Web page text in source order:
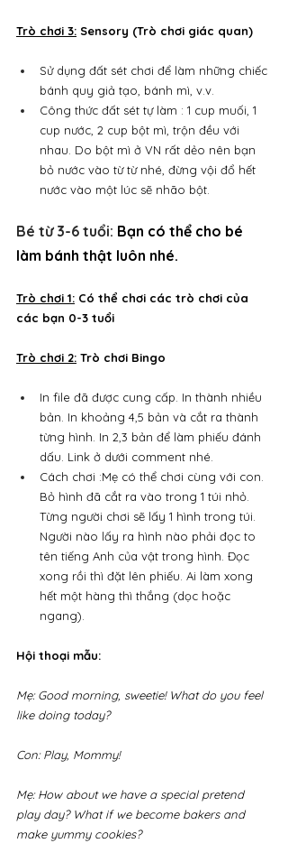
Trò chơi 3: Sensory (Trò chơi giác quan)
Sử dụng đất sét chơi để làm những chiếc
bánh quy giả tạo, bánh mì, v.v.
Công thức đất sét tự làm : 1 cup muối, 1
cup nước, 2 cup bột mì, trộn đều với
nhau. Do bột mì ở VN rất dẻo nên bạn
bỏ nước vào từ từ nhé, đừng vội đổ hết
nước vào một lúc sẽ nhão bột.
Bé từ 3-6 tuổi: Bạn có thể cho bé
làm bánh thật luôn nhé.
Trò chơi 1: Có thể chơi các trò chơi của
các bạn 0-3 tuổi
Trò chơi 2: Trò chơi Bingo
In file đã được cung cấp. In thành nhiều
bản. In khoảng 4,5 bản và cắt ra thành
từng hình. In 2,3 bản để làm phiếu đánh
dấu. Link ở dưới comment nhé.
Cách chơi :Mẹ có thể chơi cùng với con.
Bỏ hình đã cắt ra vào trong 1 túi nhỏ.
Từng người chơi sẽ lấy 1 hình trong túi.
Người nào lấy ra hình nào phải đọc to
tên tiếng Anh của vật trong hình. Đọc
xong rồi thì đặt lên phiếu. Ai làm xong
hết một hàng thì thắng (dọc hoặc
ngang).
Hội thoại mẫu:
Mẹ: Good morning, sweetie! What do you feel
like doing today?
Con: Play, Mommy!
Mẹ: How about we have a special pretend
play day? What if we become bakers and
make yummy cookies?